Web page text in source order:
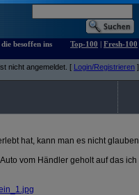
besoffen ins
Top-100 | Fresh-100
nicht angemeldet. [ Login/Registrieren ]
hat, kann man es nicht
vom Händler geholt auf das